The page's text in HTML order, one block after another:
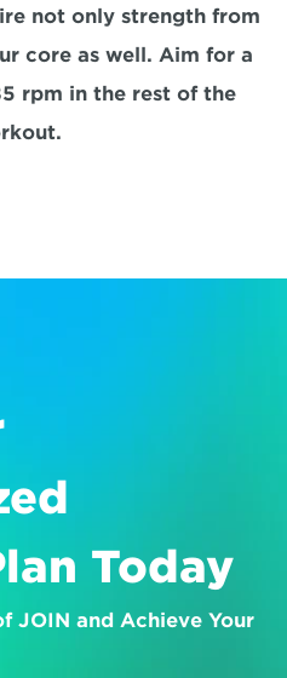
not only strength from
core as well. Aim for a
rpm in the rest of the
Today
JOIN and Achieve Your